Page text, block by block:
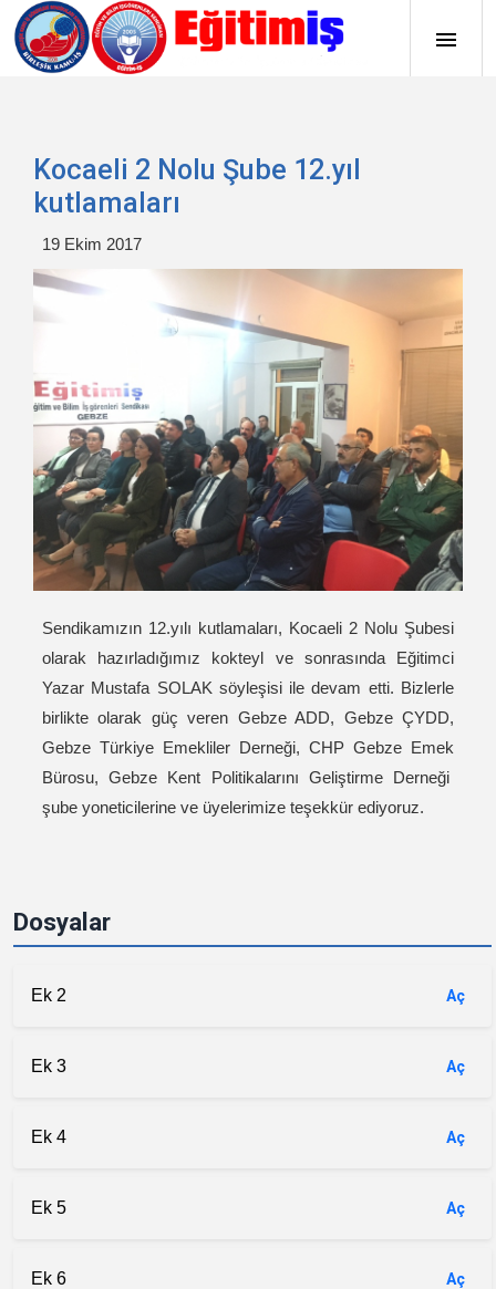
Dosyalar
Ek 2 Aç
Ek 3 Aç
Ek 4 Aç
Ek 5 Aç
Ek 6 Aç
Kocaeli 2 Nolu Şube 12.yıl
kutlamaları
19 Ekim 2017
Sendikamızın 12.yılı kutlamaları, Kocaeli 2 Nolu Şubesi
olarak hazırladığımız kokteyl ve sonrasında Eğitimci
Yazar Mustafa SOLAK söyleşisi ile devam etti. Bizlerle
birlikte olarak güç veren Gebze ADD, Gebze ÇYDD,
Gebze Türkiye Emekliler Derneği, CHP Gebze Emek
Bürosu, Gebze Kent Politikalarını Geliştirme Derneği
şube yoneticilerine ve üyelerimize teşekkür ediyoruz.